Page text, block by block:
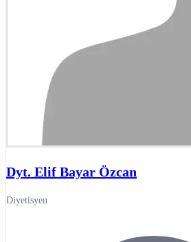
Dyt. Elif Bayar Özcan
Diyetisyen